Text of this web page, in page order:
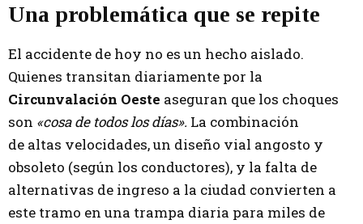
Una problemática que se repite
El accidente de hoy no es un hecho aislado.
Quienes transitan diariamente por la
Circunvalación Oeste aseguran que los choques
son «cosa de todos los días». La combinación
de altas velocidades, un diseño vial angosto y
obsoleto (según los conductores), y la falta de
alternativas de ingreso a la ciudad convierten a
este tramo en una trampa diaria para miles de